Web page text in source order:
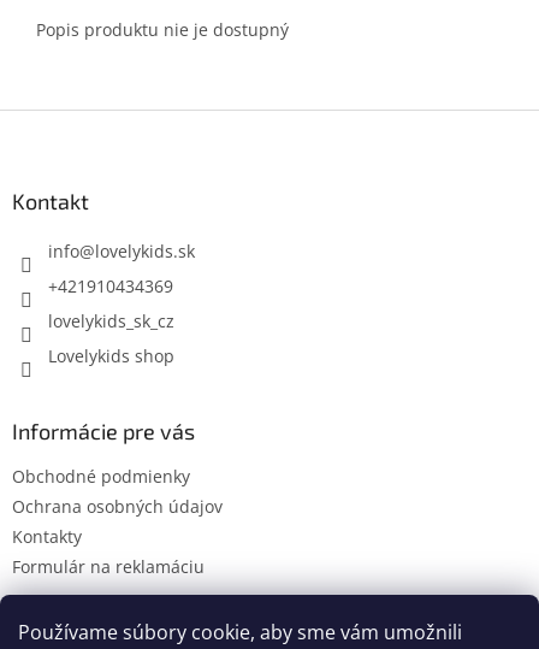
Používame súbory cookie, aby sme vám umožnili
Popis produktu nie je dostupný
Kontakt
info@lovelykids.sk
+421910434369
lovelykids_sk_cz
Lovelykids shop
Informácie pre vás
Obchodné podmienky
Ochrana osobných údajov
Kontakty
Formulár na reklamáciu